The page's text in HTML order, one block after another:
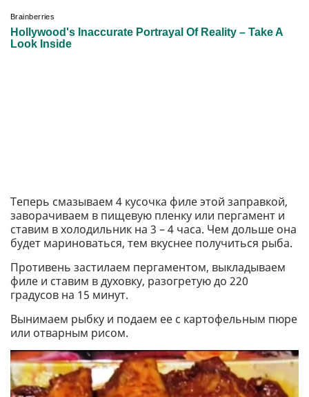
Теперь смазываем 4 кусочка филе этой заправкой,
заворачиваем в пищевую пленку или пергамент и
ставим в холодильник на 3 – 4 часа. Чем дольше она
будет мариноваться, тем вкуснее получиться рыба.
Противень застилаем пергаментом, выкладываем
филе и ставим в духовку, разогретую до 220
градусов на 15 минут.
Вынимаем рыбку и подаем ее с картофельным пюре
или отварным рисом.